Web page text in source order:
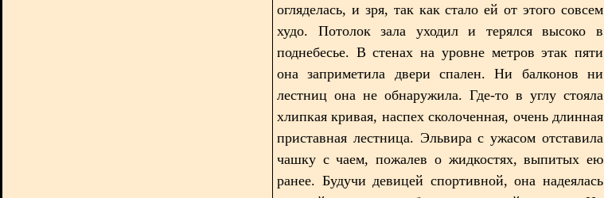
огляделась, и зря, так как стало ей от этого совсем
худо. Потолок зала уходил и терялся высоко в
поднебесье. В стенах на уровне метров этак пяти
она заприметила двери спален. Ни балконов ни
лестниц она не обнаружила. Где-то в углу стояла
хлипкая кривая, наспех сколоченная, очень длинная
приставная лестница. Эльвира с ужасом отставила
чашку с чаем, пожалев о жидкостях, выпитых ею
ранее. Будучи девицей спортивной, она надеялась